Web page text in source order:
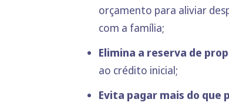
orçamento para aliviar
com a família;
Elimina a reserva de
ao crédito inicial;
Evita pagar mais do que